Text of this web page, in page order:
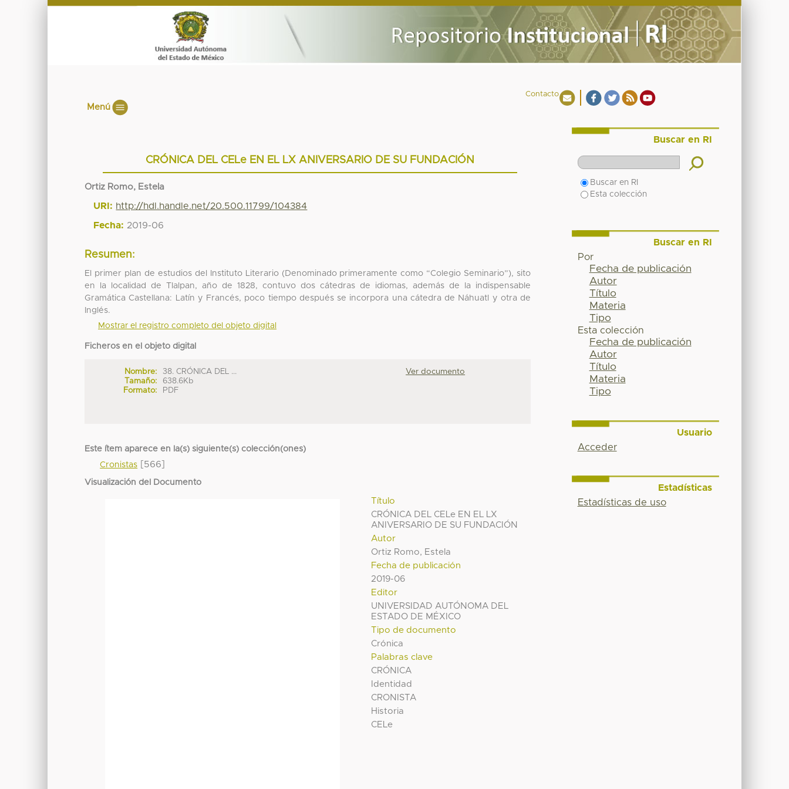
Contacto
Menú
CRÓNICA DEL CELe EN EL LX ANIVERSARIO DE SU FUNDACIÓN
Ortiz Romo, Estela
URI: http://hdl.handle.net/20.500.11799/104384
Fecha: 2019-06
Resumen:
El primer plan de estudios del Instituto Literario (Denominado primeramente como “Colegio Seminario”), sito
en la localidad de Tlalpan, año de 1828, contuvo dos cátedras de idiomas, además de la indispensable
Gramática Castellana: Latín y Francés, poco tiempo después se incorpora una cátedra de Náhuatl y otra de
Inglés.
Mostrar el registro completo del objeto digital
Ficheros en el objeto digital
Nombre:
38. CRÓNICA DEL ...
Tamaño:
638.6Kb
Formato:
PDF
Ver documento
Este ítem aparece en la(s) siguiente(s) colección(ones)
Cronistas [566]
Visualización del Documento
Título
CRÓNICA DEL CELe EN EL LX
ANIVERSARIO DE SU FUNDACIÓN
Autor
Ortiz Romo, Estela
Fecha de publicación
2019-06
Editor
UNIVERSIDAD AUTÓNOMA DEL
ESTADO DE MÉXICO
Tipo de documento
Crónica
Palabras clave
CRÓNICA
Identidad
CRONISTA
Historia
CELe
Buscar en RI
Buscar en RI
Esta colección
Buscar en RI
Por
Fecha de publicación
Autor
Título
Materia
Tipo
Esta colección
Fecha de publicación
Autor
Título
Materia
Tipo
Usuario
Acceder
Estadísticas
Estadísticas de uso